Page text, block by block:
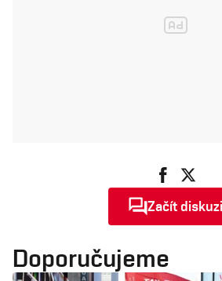
Začít diskuzi
Doporučujeme